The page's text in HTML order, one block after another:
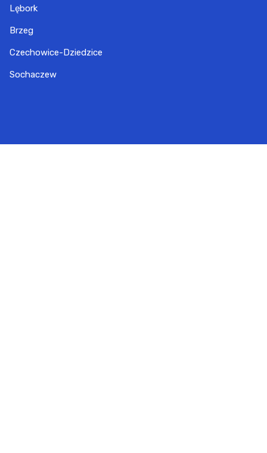
Lębork
Brzeg
Czechowice-Dziedzice
Sochaczew